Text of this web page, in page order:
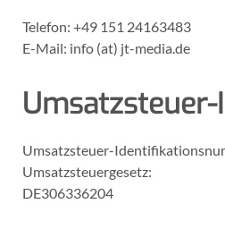
Telefon: +49 151 24163483
E-Mail: info (at) jt-media.de
Umsatzsteuer-
Umsatzsteuer-
Umsatzsteuergesetz:
DE306336204